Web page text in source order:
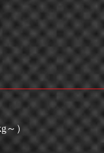
～）